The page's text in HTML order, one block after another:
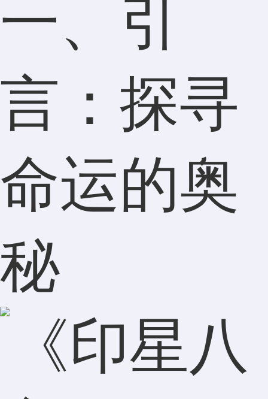
一、引
言：探寻
命运的奥
秘